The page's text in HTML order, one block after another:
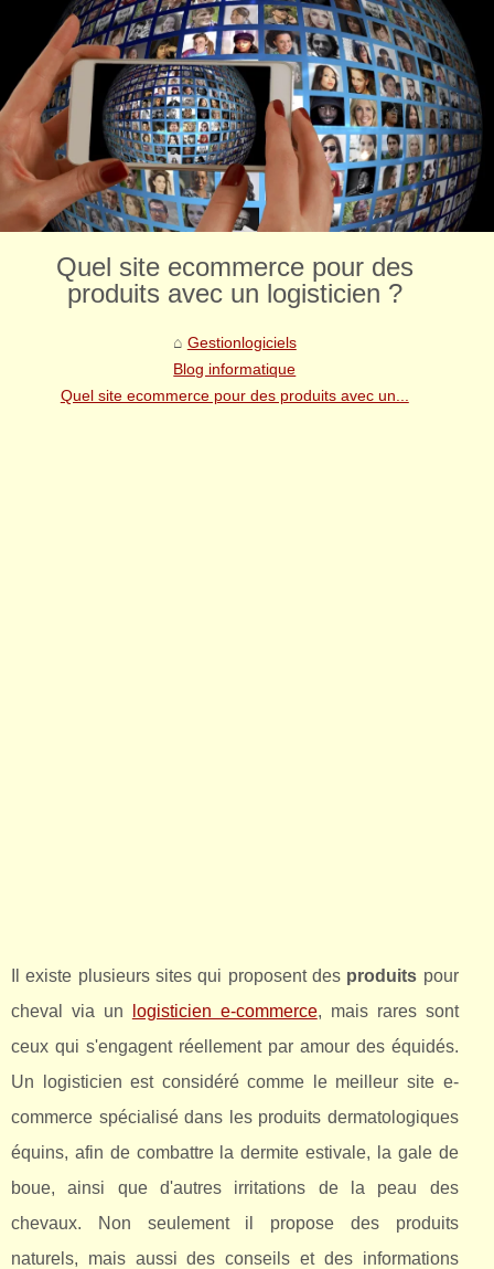
Quel site ecommerce pour des
produits avec un logisticien ?
Gestionlogiciels
Blog informatique
Quel site ecommerce pour des produits avec un...
Il existe plusieurs sites qui proposent des produits pour
cheval via un
logisticien e-commerce, mais rares sont
ceux qui s'engagent réellement par amour des équidés.
Un logisticien est considéré comme le meilleur site e-
commerce spécialisé dans les produits dermatologiques
équins, afin de combattre la dermite estivale, la gale de
boue, ainsi que d'autres irritations de la peau des
chevaux. Non seulement il propose des produits
naturels, mais aussi des conseils et des informations